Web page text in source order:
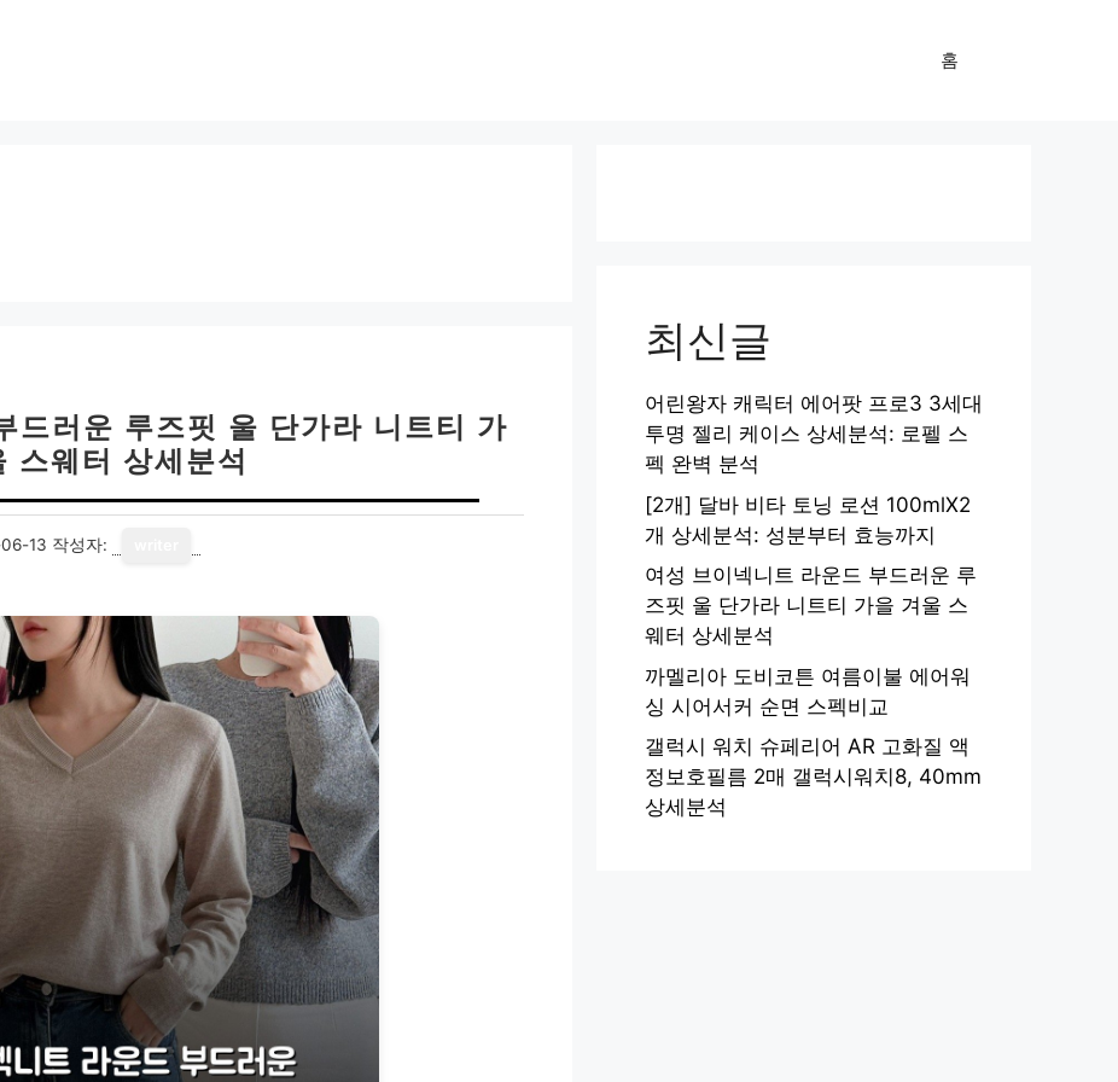
홈
드러운 루즈핏 울 단가라 니트티 가
스웨터 상세분석
13 작성자:
최신글
어린왕자 캐릭터 에어팟 프로3 3세대
투명 젤리 케이스 상세분석: 로펠 스
펙 완벽 분석
[2개] 달바 비타 토닝 로션 100mlX2
개 상세분석: 성분부터 효능까지
여성 브이넥니트 라운드 부드러운 루
즈핏 울 단가라 니트티 가을 겨울 스
웨터 상세분석
까멜리아 도비코튼 여름이불 에어워
싱 시어서커 순면 스펙비교
갤럭시 워치 슈페리어 AR 고화질 액
정보호필름 2매 갤럭시워치8, 40mm
상세분석